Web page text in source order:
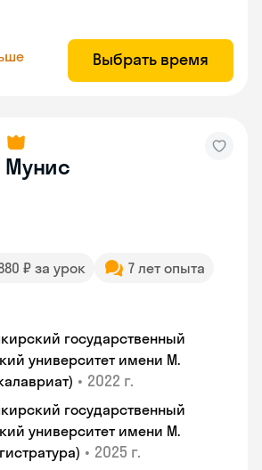
Выбрать время
Мунис
₽ за урок
7 лет опыта
государственный
университет имени М.
• 2022 г.
государственный
университет имени М.
• 2025 г.